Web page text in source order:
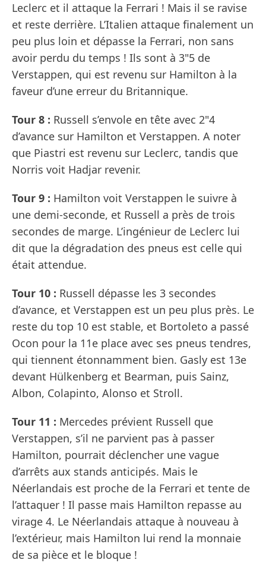
Leclerc et il attaque la Ferrari ! Mais il se ravise
et reste derrière. L’Italien attaque finalement un
peu plus loin et dépasse la Ferrari, non sans
avoir perdu du temps ! Ils sont à 3"5 de
Verstappen, qui est revenu sur Hamilton à la
faveur d’une erreur du Britannique.
Tour 8 : Russell s’envole en tête avec 2"4
d’avance sur Hamilton et Verstappen. A noter
que Piastri est revenu sur Leclerc, tandis que
Norris voit Hadjar revenir.
Tour 9 : Hamilton voit Verstappen le suivre à
une demi-seconde, et Russell a près de trois
secondes de marge. L’ingénieur de Leclerc lui
dit que la dégradation des pneus est celle qui
était attendue.
Tour 10 : Russell dépasse les 3 secondes
d’avance, et Verstappen est un peu plus près. Le
reste du top 10 est stable, et Bortoleto a passé
Ocon pour la 11e place avec ses pneus tendres,
qui tiennent étonnamment bien. Gasly est 13e
devant Hülkenberg et Bearman, puis Sainz,
Albon, Colapinto, Alonso et Stroll.
Tour 11 : Mercedes prévient Russell que
Verstappen, s’il ne parvient pas à passer
Hamilton, pourrait déclencher une vague
d’arrêts aux stands anticipés. Mais le
Néerlandais est proche de la Ferrari et tente de
l’attaquer ! Il passe mais Hamilton repasse au
virage 4. Le Néerlandais attaque à nouveau à
l’extérieur, mais Hamilton lui rend la monnaie
de sa pièce et le bloque !